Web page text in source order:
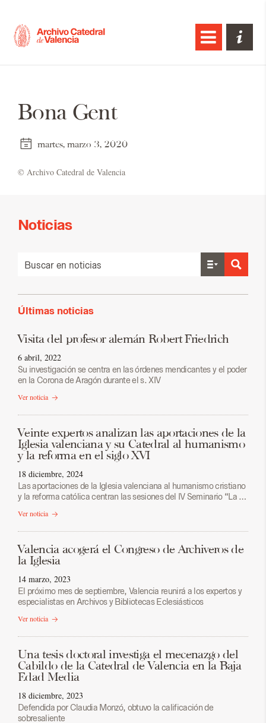
Bona Gent
martes, marzo 3, 2020
© Ar­chi­vo Ca­te­dral de Va­len­cia
Noticias
Últimas noticias
Visita del profesor alemán Robert Friedrich
6 abril, 2022
Su investigación se centra en las órdenes mendicantes y el poder
en la Corona de Aragón durante el s. XIV
Ver noticia
Veinte expertos analizan las aportaciones de la
Iglesia valenciana y su Catedral al humanismo
y la reforma en el siglo XVI
18 diciembre, 2024
Las aportaciones de la Iglesia valenciana al humanismo cristiano
y la reforma católica centran las sesiones del IV Seminario “La …
Ver noticia
Valencia acogerá el Congreso de Archiveros de
la Iglesia
14 marzo, 2023
El próximo mes de septiembre, Valencia reunirá a los expertos y
especialistas en Archivos y Bibliotecas Eclesiásticos
Ver noticia
Una tesis doctoral investiga el mecenazgo del
Cabildo de la Catedral de Valencia en la Baja
Edad Media
18 diciembre, 2023
Defendida por Claudia Monzó, obtuvo la calificación de
sobresaliente